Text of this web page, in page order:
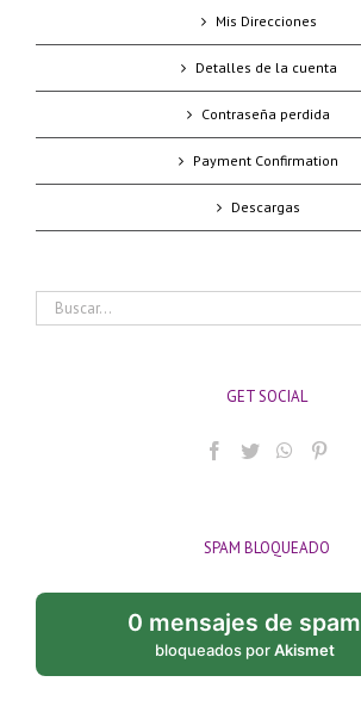
Mis Direcciones
Detalles de la cuenta
Contraseña perdida
Payment Confirmation
Descargas
Buscar:
GET SOCIAL
SPAM BLOQUEADO
0 mensajes de spam
bloqueados porAkismet